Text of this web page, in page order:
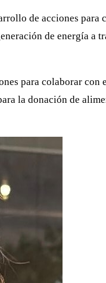
de acciones para
de energía a
para colaborar con
la donación de